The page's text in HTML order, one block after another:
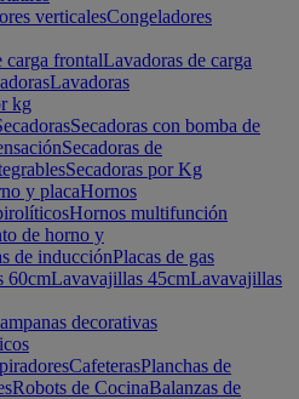
verticalesCongeladores
carga frontalLavadoras de carga
Lavadoras
kg
Secadoras con bomba de
Secadoras de
Secadoras por Kg
y placaHornos
Hornos multifunción
de horno y
de inducciónPlacas de gas
60cmLavavajillas 45cmLavavajillas
decorativas
CafeterasPlanchas de
Robots de CocinaBalanzas de